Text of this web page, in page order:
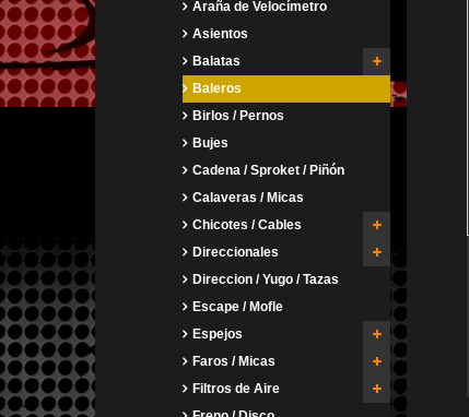
Araña de Velocímetro
Asientos
Balatas
Baleros
Birlos / Pernos
Bujes
Cadena / Sproket / Piñón
Calaveras / Micas
Chicotes / Cables
Direccionales
Direccion / Yugo / Tazas
Escape / Mofle
Espejos
Faros / Micas
Filtros de Aire